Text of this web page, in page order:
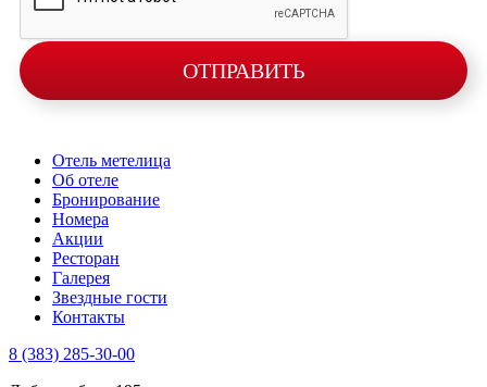
ОТПРАВИТЬ
Отель метелица
Об отеле
Бронирование
Номера
Акции
Ресторан
Галерея
Звездные гости
Контакты
8 (383) 285-30-00